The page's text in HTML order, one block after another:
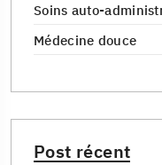
Soins auto-
Médecine douce
Post récent